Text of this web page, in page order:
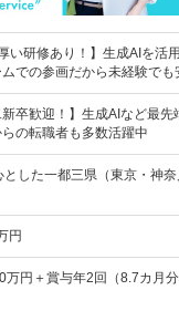
い研修あり！】生成AIを
での参画だから未経験でも
新卒歓迎！】生成AIなど最
の転職者も多数活躍中
した一都三県（東京・神
円
万円＋賞与年2回（8.7カ月